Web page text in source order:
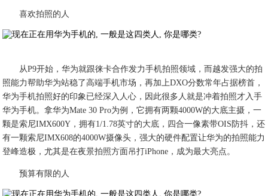
喜欢拍照的人
从P9开始，华为就跟徕卡合作发力手机拍照领域，而越发强大的拍
照能力帮助华为站稳了高端手机市场，再加上DXO分数常年占据榜首，
华为手机拍照好的印象已经深入人心，因此很多人就是冲着拍照才入手
华为手机。拿华为Mate 30 Pro为例，它拥有两颗4000W的大底主摄，一
颗是索尼IMX600Y，拥有1/1.78英寸的大底，四合一像素带OIS防抖，还
有一颗索尼IMX608的4000W摄像头，强大的硬件配置让华为的拍照能力
登峰造极，尤其是在夜景拍照方面吊打iPhone，成为最大亮点。
预算有限的人